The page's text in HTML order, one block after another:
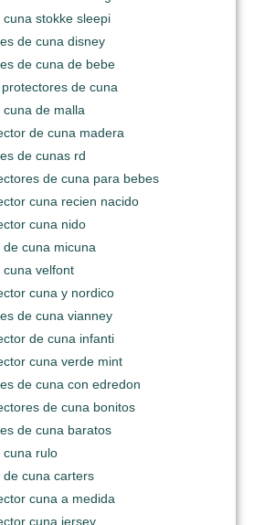
stokke sleepi
de cuna disney
de cuna de bebe
de cuna
de malla
de cuna madera
de cunas rd
de cuna para bebes
cuna recien nacido
cuna nido
cuna micuna
velfont
cuna y nordico
de cuna vianney
de cuna infanti
cuna verde mint
de cuna con edredon
de cuna bonitos
de cuna baratos
cuna rulo
cuna carters
cuna a medida
cuna jersey